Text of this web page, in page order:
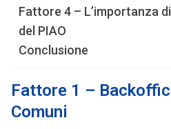
Fattore 4 – L’importanza
del PIAO
Conclusione
Fattore 1 –
Comuni